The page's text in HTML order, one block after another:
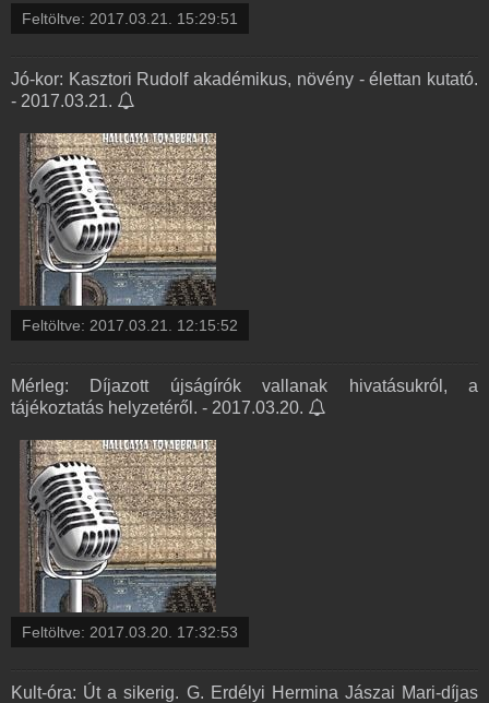
Feltöltve: 2017.03.21. 15:29:51
Jó-kor: Kasztori Rudolf akadémikus, növény - élettan kutató.
- 2017.03.21.
Feltöltve: 2017.03.21. 12:15:52
Mérleg: Díjazott újságírók vallanak hivatásukról, a
tájékoztatás helyzetéről. - 2017.03.20.
Feltöltve: 2017.03.20. 17:32:53
Kult-óra: Út a sikerig. G. Erdélyi Hermina Jászai Mari-díjas